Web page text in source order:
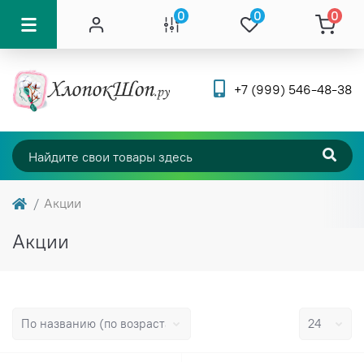
0 0 0
+7 (999) 546-48-38
Акции
Акции